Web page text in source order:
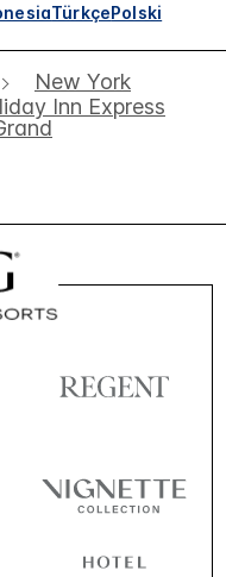
TürkçePolski
New York
Inn Express